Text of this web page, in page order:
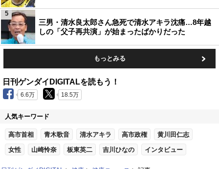
三男・清水良太郎さん急死で清水アキラ沈痛…8年越
しの「父子再共演」が始まったばかりだった
5
もっとみる
日刊ゲンダイDIGITALを読もう！
6.6万 18.5万
人気キーワード
高市首相 青木歌音 清水アキラ 高市政権 黄川田仁志
女性 山崎怜奈 板東英二 吉川ひなの インタビュー